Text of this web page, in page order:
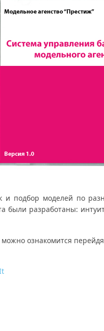
и подбор моделей по
были разработаны:
ознакомится